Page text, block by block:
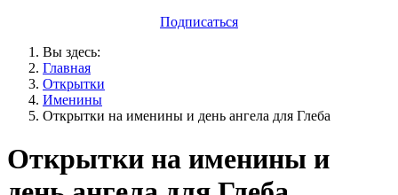
Подписаться
Вы здесь:
Главная
Открытки
Именины
Открытки на именины и день ангела для Глеба
Открытки на именины и